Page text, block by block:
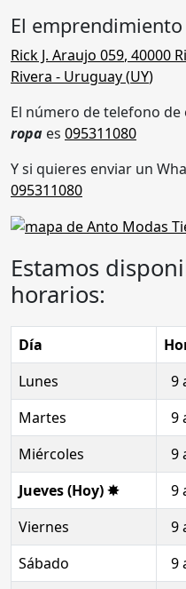
El
Rick J. Araujo 059, 40000
Rivera - Uruguay (UY)
El número de telefono de
ropa es 095311080
Y si quieres enviar un
095311080
Estamos
horarios:
Día
Lunes
9
Martes
9
Miércoles
9
Jueves (Hoy) ✸
9
Viernes
9
Sábado
9